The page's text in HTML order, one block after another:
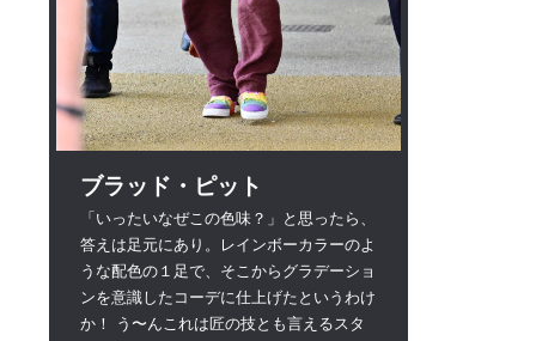
ブラッド・ピット
「いったいなぜこの色味？」と思ったら、
答えは足元にあり。レインボーカラーのよ
うな配色の１足で、そこからグラデーショ
ンを意識したコーデに仕上げたというわけ
か！ う〜んこれは匠の技とも言えるスタ